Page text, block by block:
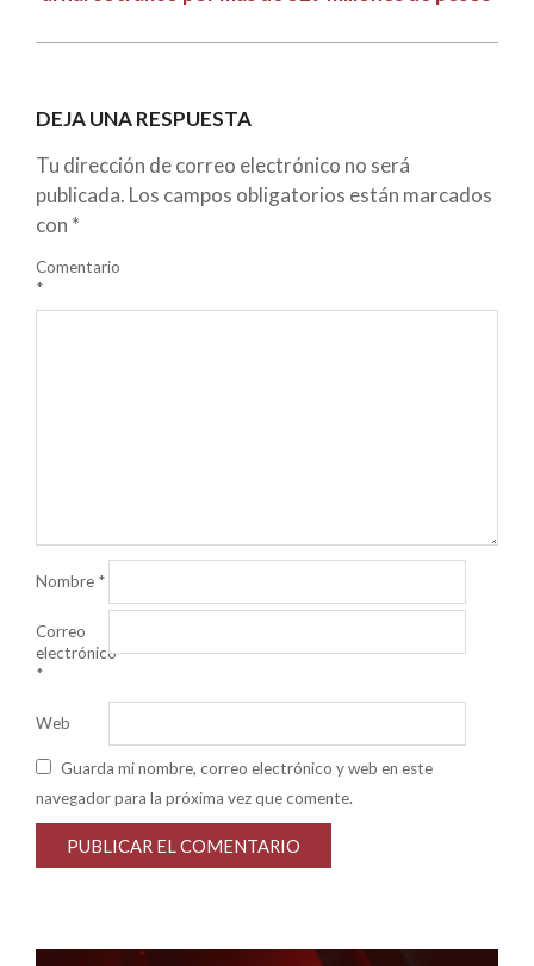
DEJA UNA RESPUESTA
Tu dirección de correo electrónico no será
publicada. Los campos obligatorios están marcados
con *
Comentario
*
Nombre *
Correo
electrónico
*
Web
Guarda mi nombre, correo electrónico y web en este
navegador para la próxima vez que comente.